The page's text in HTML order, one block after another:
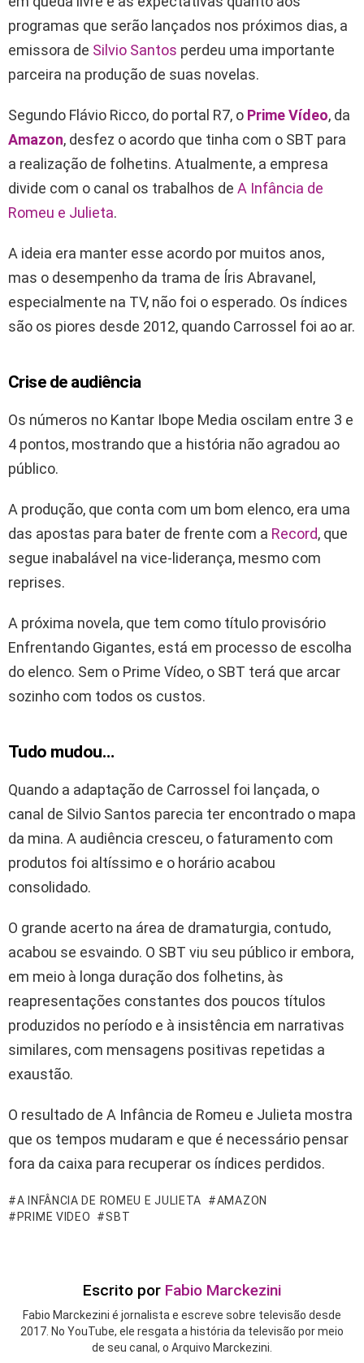
programas que serão lançados nos próximos dias, a
emissora de Silvio Santos perdeu uma importante
parceira na produção de suas novelas.
Segundo Flávio Ricco, do portal R7, o Prime Vídeo, da
Amazon, desfez o acordo que tinha com o SBT para
a realização de folhetins. Atualmente, a empresa
divide com o canal os trabalhos de A Infância de
Romeu e Julieta.
A ideia era manter esse acordo por muitos anos,
mas o desempenho da trama de Íris Abravanel,
especialmente na TV, não foi o esperado. Os índices
são os piores desde 2012, quando Carrossel foi ao ar.
Crise de audiência
Os números no Kantar Ibope Media oscilam entre 3 e
4 pontos, mostrando que a história não agradou ao
público.
A produção, que conta com um bom elenco, era uma
das apostas para bater de frente com a Record, que
segue inabalável na vice-liderança, mesmo com
reprises.
A próxima novela, que tem como título provisório
Enfrentando Gigantes, está em processo de escolha
do elenco. Sem o Prime Vídeo, o SBT terá que arcar
sozinho com todos os custos.
Tudo mudou…
Quando a adaptação de Carrossel foi lançada, o
canal de Silvio Santos parecia ter encontrado o mapa
da mina. A audiência cresceu, o faturamento com
produtos foi altíssimo e o horário acabou
consolidado.
O grande acerto na área de dramaturgia, contudo,
acabou se esvaindo. O SBT viu seu público ir embora,
em meio à longa duração dos folhetins, às
reapresentações constantes dos poucos títulos
produzidos no período e à insistência em narrativas
similares, com mensagens positivas repetidas a
exaustão.
O resultado de A Infância de Romeu e Julieta mostra
que os tempos mudaram e que é necessário pensar
fora da caixa para recuperar os índices perdidos.
A INFÂNCIA DE ROMEU E JULIETA
AMAZON
PRIME VIDEO
SBT
Escrito por Fabio Marckezini
Fabio Marckezini é jornalista e escreve sobre televisão desde
2017. No YouTube, ele resgata a história da televisão por meio
de seu canal, o Arquivo Marckezini.